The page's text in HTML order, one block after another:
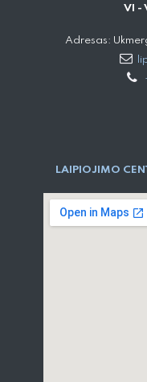
VI -
Adresas:
LAIPIOJIMO